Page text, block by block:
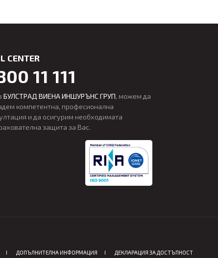
CENTER
11 111
БУЛСТРАД ВИЕНА ИНШУРЪНС ГРУП, можем да
компетентна, професионална
и да осигурим необходимата
защита за Вас.
ДОПЪЛНИТЕЛНА ИНФОРМАЦИЯ ДЕКЛАРАЦИЯ ЗА ДОСТЪПНОСТ